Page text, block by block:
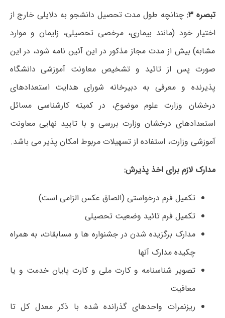
تبصره ۳:
چنانچه طول مدت تحصیل دانشجو به دلایلی خارج از
اختیار خود (مانند بیماری، مرخصی تحصیلی، زایمان و موارد
مشابه) بیش از مدت مجاز مذکور در این آئین نامه شود، در این
صورت پس از تائید و تشخیص معاونت آموزشی دانشگاه
پذیرنده و معرفی به دبیرخانه شورای هدایت استعدادهای
درخشان وزارت علوم موضوع، در کمیته کارشناسی مسائل
استعدادهای درخشان وزارت بررسی و با تایید نهایی معاونت
آموزشی وزارت، استفاده از تسهیلات مربوط امکان پذیر می باشد.
مدارک لازم برای اخذ پذیرش:
تکمیل فرم درخواستی (الصاق عکس الزامی است)
تکمیل فرم تائید وضعیت تحصیلی
مدارک برگزیده شدن در جشنواره ها و مسابقات، به همراه
چکیده مدارک آنها
تصویر شناسنامه و کارت ملی و کارت پایان خدمت و یا
معافیت
ریزنمرات واحدهای گذرانده شده با ذکر معدل کل تا